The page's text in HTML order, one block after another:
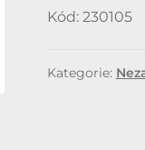
Kód: 230105
Kategorie: